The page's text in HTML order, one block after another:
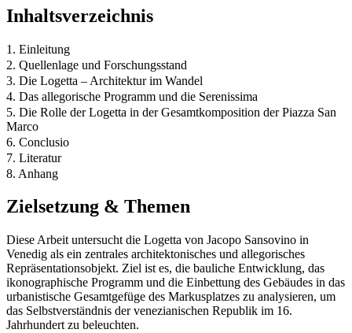
Inhaltsverzeichnis
1. Einleitung
2. Quellenlage und Forschungsstand
3. Die Logetta – Architektur im Wandel
4. Das allegorische Programm und die Serenissima
5. Die Rolle der Logetta in der Gesamtkomposition der Piazza San
Marco
6. Conclusio
7. Literatur
8. Anhang
Zielsetzung & Themen
Diese Arbeit untersucht die Logetta von Jacopo Sansovino in
Venedig als ein zentrales architektonisches und allegorisches
Repräsentationsobjekt. Ziel ist es, die bauliche Entwicklung, das
ikonographische Programm und die Einbettung des Gebäudes in das
urbanistische Gesamtgefüge des Markusplatzes zu analysieren, um
das Selbstverständnis der venezianischen Republik im 16.
Jahrhundert zu beleuchten.